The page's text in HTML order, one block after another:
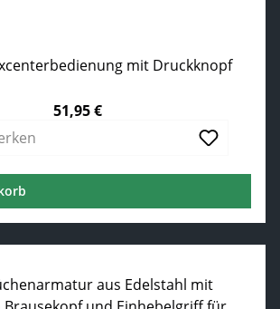
mit Druckknopf
51,95 €